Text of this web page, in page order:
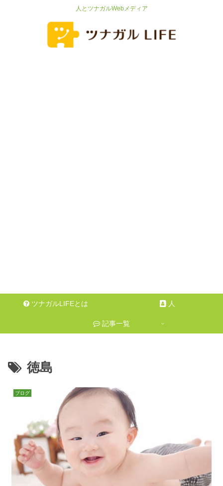
人とツナガルWebメディア
ツナガルLIFEとは 人
記事一覧
徳島
ブログ